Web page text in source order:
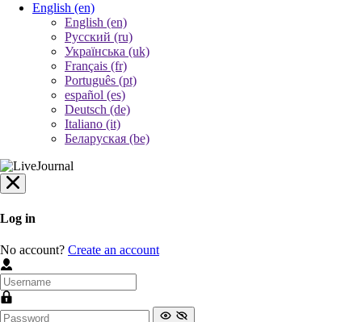
English (en)
English (en)
Русский (ru)
Українська (uk)
Français (fr)
Português (pt)
español (es)
Deutsch (de)
Italiano (it)
Беларуская (be)
Log in
No account? Create an account